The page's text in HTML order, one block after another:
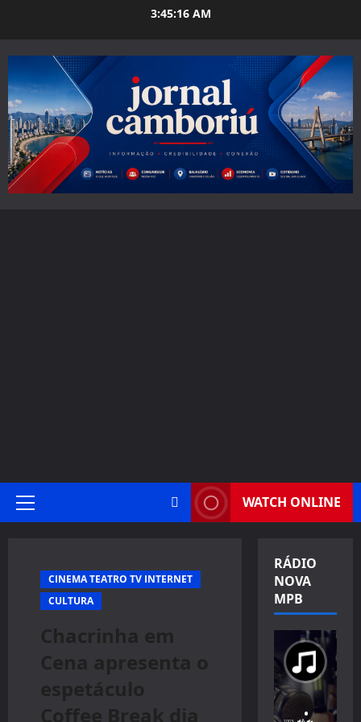
3:45:17 AM
Primary
WATCH ONLINE
CINEMA TEATRO TV INTERNET
CULTURA
Chacrinha em
Cena apresenta o
espetáculo
Coffee Break dia
RÁDIO
NOVA
MPB